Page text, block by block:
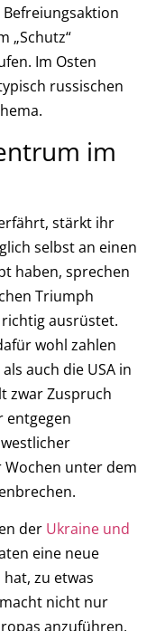
„Schutz“
Im Osten
russischen
im
stärkt ihr
selbst an einen
haben, sprechen
Triumph
ausrüstet.
wohl zahlen
auch die USA in
zwar Zuspruch
entgegen
unter dem
der Ukraine und
eine neue
zu etwas
nicht nur
anzuführen,